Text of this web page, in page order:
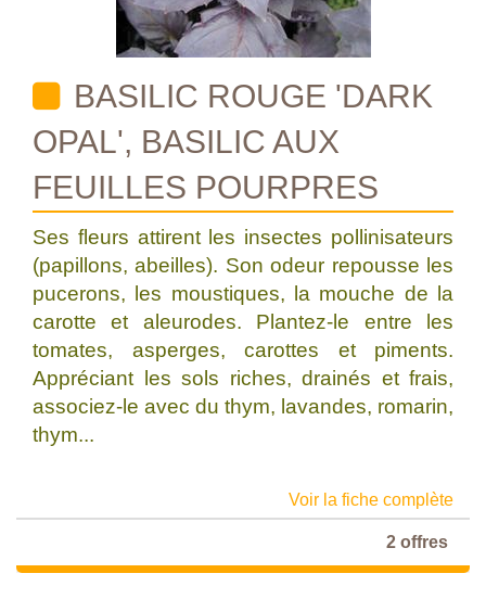
BASILIC ROUGE 'DARK
OPAL', BASILIC AUX
FEUILLES POURPRES
Ses fleurs attirent les insectes pollinisateurs
(papillons, abeilles). Son odeur repousse les
pucerons, les moustiques, la mouche de la
carotte et aleurodes. Plantez-le entre les
tomates, asperges, carottes et piments.
Appréciant les sols riches, drainés et frais,
associez-le avec du thym, lavandes, romarin,
thym...
Voir la fiche complète
2 offres